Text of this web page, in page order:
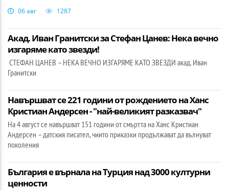
06 авг 1287
Акад. Иван Гранитски за Стефан Цанев: Нека вечно
изгаряме като звезди!
СТЕФАН ЦАНЕВ – НЕКА ВЕЧНО ИЗГАРЯМЕ КАТО ЗВЕЗДИ акад. Иван
Гранитски
Навършват се 221 години от рождението на Ханс
Кристиан Андерсен - "най-великият разказвач"
На 4 август се навършват 151 години от смъртта на Ханс Кристиан
Андерсен – датския писател, чиито приказки продължават да вълнуват
поколения
България е върнала на Турция над 3000 културни
ценности